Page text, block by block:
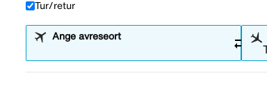
Tur/retur
Ange avreseort sync_alt